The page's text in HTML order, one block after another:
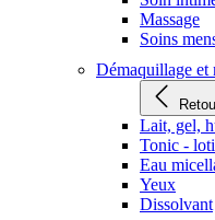
Massage
Soins
Démaquillage et
Lait, gel,
Tonic -
Eau
Yeux
Dissolvant